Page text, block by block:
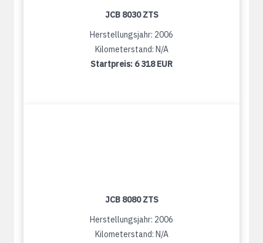
JCB 8030 ZTS
Herstellungsjahr: 2006
Kilometerstand: N/A
Startpreis: 6 318 EUR
JCB 8080 ZTS
Herstellungsjahr: 2006
Kilometerstand: N/A